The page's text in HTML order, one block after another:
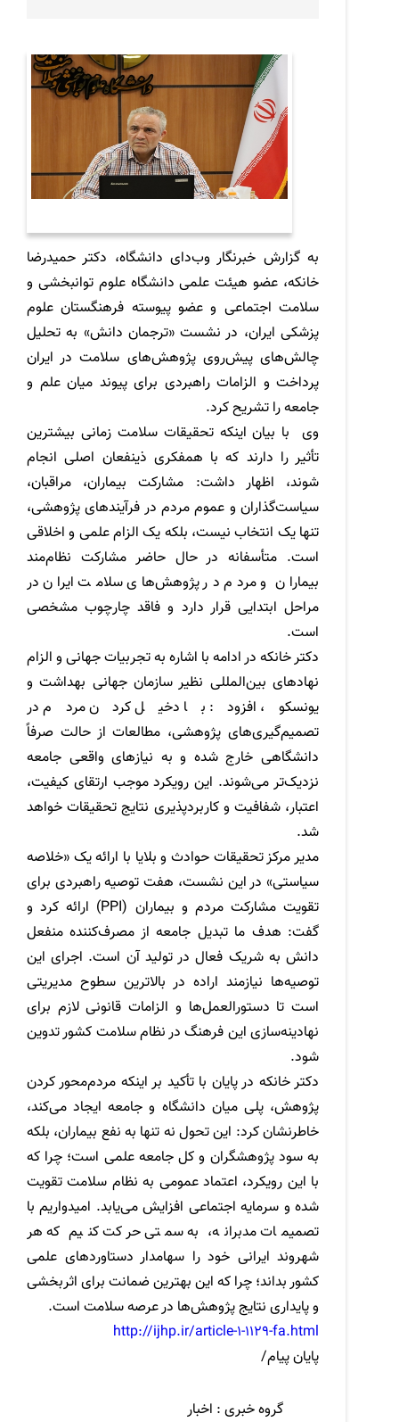
به گزارش خبرنگار وب‌دای دانشگاه، دکتر حمیدرضا
خانکه، عضو هیئت علمی دانشگاه علوم توانبخشی و
سلامت اجتماعی و عضو پیوسته فرهنگستان علوم
پزشکی ایران، در نشست «ترجمان دانش» به تحلیل
چالش‌های پیش‌روی پژوهش‌های سلامت در ایران
پرداخت و الزامات راهبردی برای پیوند میان علم و
جامعه را تشریح کرد.
وی با بیان اینکه تحقیقات سلامت زمانی بیشترین
تأثیر را دارند که با همفکری ذینفعان اصلی انجام
شوند، اظهار داشت: مشارکت بیماران، مراقبان،
سیاست‌گذاران و عموم مردم در فرآیندهای پژوهشی،
تنها یک انتخاب نیست، بلکه یک الزام علمی و اخلاقی
است. متأسفانه در حال حاضر مشارکت نظام‌مند
بیماران و مردم در پژوهش‌های سلامت ایران در
مراحل ابتدایی قرار دارد و فاقد چارچوب مشخصی
است.
دکتر خانکه در ادامه با اشاره به تجربیات جهانی و الزام
نهادهای بین‌المللی نظیر سازمان جهانی بهداشت و
یونسکو، افزود: با دخیل کردن مردم در
تصمیم‌گیری‌های پژوهشی، مطالعات از حالت صرفاً
دانشگاهی خارج شده و به نیازهای واقعی جامعه
نزدیک‌تر می‌شوند. این رویکرد موجب ارتقای کیفیت،
اعتبار، شفافیت و کاربردپذیری نتایج تحقیقات خواهد
شد.
مدیر مرکز تحقیقات حوادث و بلایا با ارائه یک «خلاصه
سیاستی» در این نشست، هفت توصیه راهبردی برای
تقویت مشارکت مردم و بیماران (PPI) ارائه کرد و
گفت: هدف ما تبدیل جامعه از مصرف‌کننده منفعل
دانش به شریک فعال در تولید آن است. اجرای این
توصیه‌ها نیازمند اراده در بالاترین سطوح مدیریتی
است تا دستورالعمل‌ها و الزامات قانونی لازم برای
نهادینه‌سازی این فرهنگ در نظام سلامت کشور تدوین
شود.
دکتر خانکه در پایان با تأکید بر اینکه مردم‌محور کردن
پژوهش، پلی میان دانشگاه و جامعه ایجاد می‌کند،
خاطرنشان کرد: این تحول نه تنها به نفع بیماران، بلکه
به سود پژوهشگران و کل جامعه علمی است؛ چرا که
با این رویکرد، اعتماد عمومی به نظام سلامت تقویت
شده و سرمایه اجتماعی افزایش می‌یابد. امیدواریم با
تصمیمات مدبرانه، به سمتی حرکت کنیم که هر
شهروند ایرانی خود را سهامدار دستاوردهای علمی
کشور بداند؛ چرا که این بهترین ضمانت برای اثربخشی
و پایداری نتایج پژوهش‌ها در عرصه سلامت است.
http://ijhp.ir/article-1-1129-fa.html
پایان پیام/
گروه خبری :اخبار